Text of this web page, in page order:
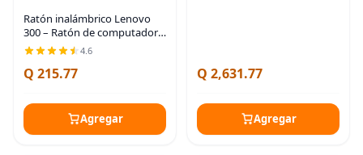
Ratón inalámbrico Lenovo
300 – Ratón de computadora
para PC, portátil con
Windows – Diseño
ambidiestro – Receptor Nano
de
4.6
Q 215.77
Agregar
Q 2,631.77
Agregar